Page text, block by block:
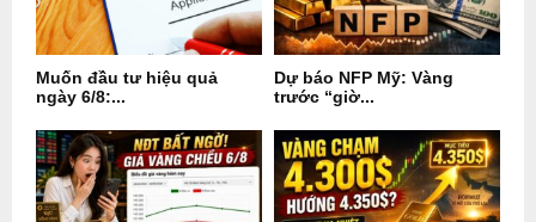
Muốn đầu tư hiệu quả
ngày 6/8:...
Dự báo NFP Mỹ: Vàng
trước “giờ...